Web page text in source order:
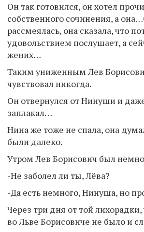
Он так готовился, он хотел
собственного сочинения, а
рассмеялась, она сказала, что
удовольствием послушает, а
жених…
Таким униженным Лев
чувствовал никогда.
Он отвернулся от Нинуши и
заплакал…
Нина же тоже не спала, она
были далеко.
Утром Лев Борисович был
-Не заболел ли ты, Лёва?
-Да есть немного, Нинуша, но
Через три дня от той лихорадки,
во Льве Борисовиче не было и